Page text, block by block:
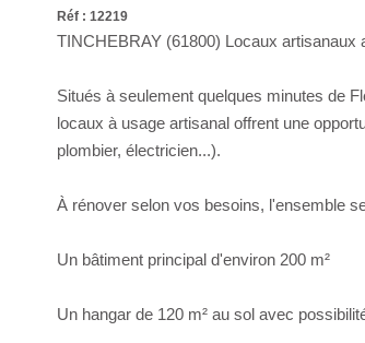
Réf : 12219
TINCHEBRAY (61800) Locaux artisanaux
Situés à seulement quelques minutes de
locaux à usage artisanal offrent une
plombier, électricien...).
À rénover selon vos besoins, l'ensemble
Un bâtiment principal d'environ 200 m²
Un hangar de 120 m² au sol avec